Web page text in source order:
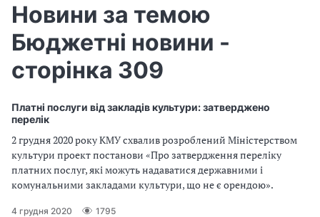
Новини за темою
Бюджетні новини -
сторінка 309
Платні послуги від закладів культури: затверджено
перелік
2 грудня 2020 року КМУ схвалив розроблений Міністерством
культури проект постанови «Про затвердження переліку
платних послуг, які можуть надаватися державними і
комунальними закладами культури, що не є орендою».
4 грудня 2020 1795